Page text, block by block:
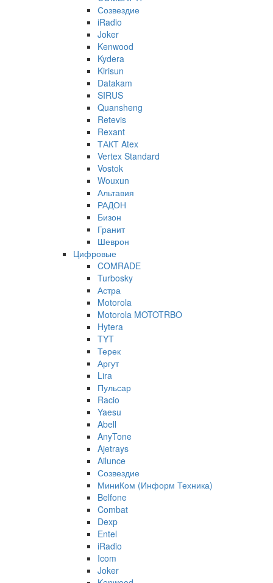
Созвездие
iRadio
Joker
Kenwood
Kydera
Kirisun
Datakam
SIRUS
Quansheng
Retevis
Rexant
ТАКТ Atex
Vertex Standard
Vostok
Wouxun
Альтавия
РАДОН
Бизон
Гранит
Шеврон
Цифровые
COMRADE
Turbosky
Астра
Motorola
Motorola MOTOTRBO
Hytera
TYT
Терек
Аргут
Lira
Пульсар
Racio
Yaesu
Abell
AnyTone
Ajetrays
Ailunce
Созвездие
МиниКом (Информ Техника)
Belfone
Combat
Dexp
Entel
iRadio
Icom
Joker